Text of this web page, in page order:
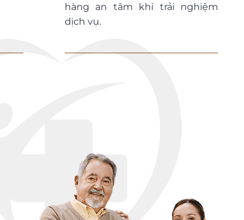
hàng an tâm khi trải nghiệm
dịch vụ.